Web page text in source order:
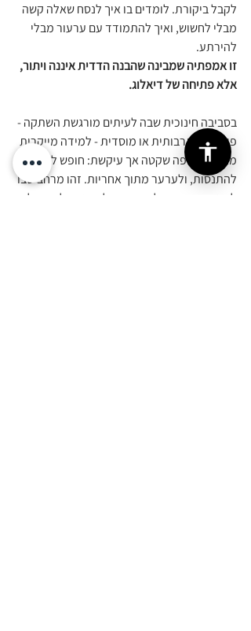
לקבל ביקורת. לומדים בו איך לנסח שאלה קשה
מבלי לחשוש, ואיך להתמודד עם ערעור מבלי
להירתע.
זו אמפתיה שמבינה שהבנה הדדית איננה ויתור,
אלא פתיחה של דיאלוג.
בסביבה חינוכית שבה לעיתים מורגשת השתקה -
פוליטית, תרבותית או מוסדית - למידה מייקרית
מציעה חלופה שקטה אך עיקשת: חופש לשאול,
להתנסות, ולערער מתוך אחריות. זהו מרחב שבו
לא נדרש ציות, אלא תעוזה; לא רגש בלבד, אלא